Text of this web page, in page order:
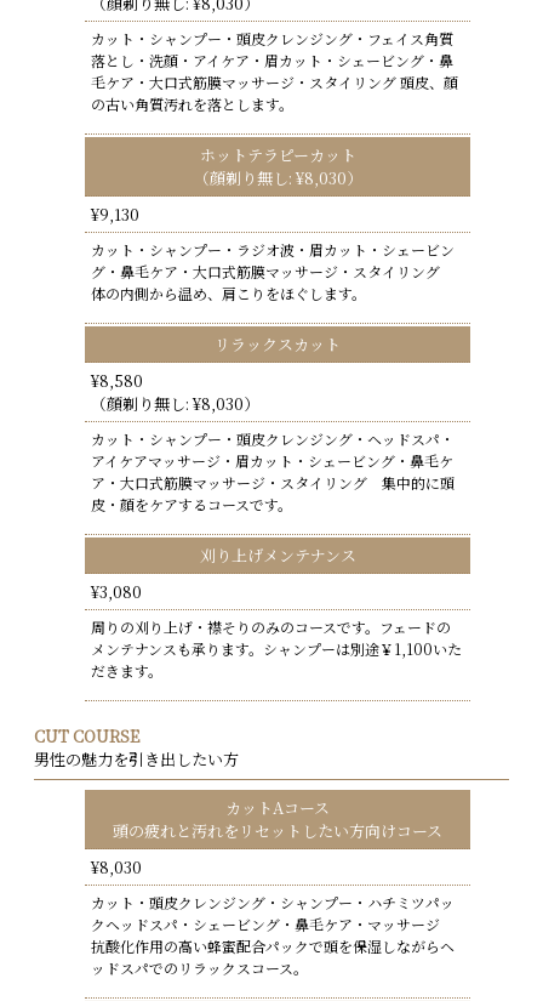
カット・シャンプー・頭皮クレンジング・フェイス角質
落とし・洗顔・アイケア・眉カット・シェービング・鼻
毛ケア・大口式筋膜マッサージ・スタイリング 頭皮、顔
の古い角質汚れを落とします。
ホットテラピーカット
（顔剃り無し: ¥8,030）
¥9,130
カット・シャンプー・ラジオ波・眉カット・シェービン
グ・鼻毛ケア・大口式筋膜マッサージ・スタイリング
体の内側から温め、肩こりをほぐします。
リラックスカット
¥8,580
（顔剃り無し: ¥8,030）
カット・シャンプー・頭皮クレンジング・ヘッドスパ・
アイケアマッサージ・眉カット・シェービング・鼻毛ケ
ア・大口式筋膜マッサージ・スタイリング 集中的に頭
皮・顔をケアするコースです。
刈り上げメンテナンス
¥3,080
周りの刈り上げ・襟そりのみのコースです。フェードの
メンテナンスも承ります。シャンプーは別途￥1,100いた
だきます。
CUT COURSE
男性の魅力を引き出したい方
カットAコース
頭の疲れと汚れをリセットしたい方向けコース
¥8,030
カット・頭皮クレンジング・シャンプー・ハチミツパッ
クヘッドスパ・シェービング・鼻毛ケア・マッサージ
抗酸化作用の高い蜂蜜配合パックで頭を保湿しながらヘ
ッドスパでのリラックスコース。